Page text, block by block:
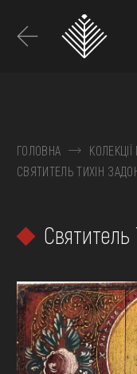
основного
КОЛЕКЦІЇ
ВИСТАВКИ ТА
ВІДВІДАТИ
НАВЧИТИСЯ
ПОСЛУГИ
FAQ
ГОЛОВНА
СВЯТИТЕЛЬ ТИХІН